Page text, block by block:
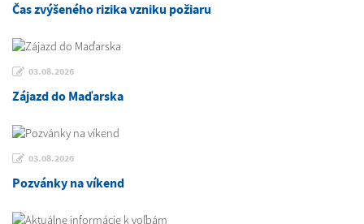
Čas zvýšeného rizika vzniku požiaru
03.08.2026
Zájazd do Maďarska
03.08.2026
Pozvánky na víkend